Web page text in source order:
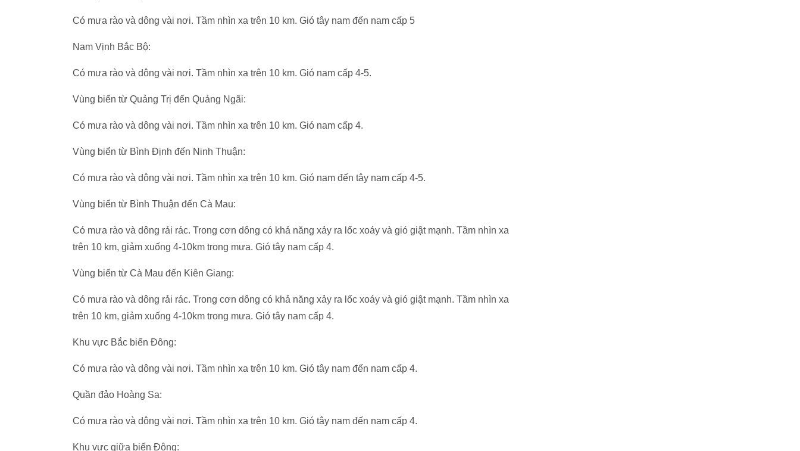
Có mưa rào và dông vài nơi. Tầm nhìn xa trên 10 km. Gió tây nam đến nam cấp 5
Nam Vịnh Bắc Bộ:
Có mưa rào và dông vài nơi. Tầm nhìn xa trên 10 km. Gió nam cấp 4-5.
Vùng biển từ Quảng Trị đến Quảng Ngãi:
Có mưa rào và dông vài nơi. Tầm nhìn xa trên 10 km. Gió nam cấp 4.
Vùng biển từ Bình Định đến Ninh Thuận:
Có mưa rào và dông vài nơi. Tầm nhìn xa trên 10 km. Gió nam đến tây nam cấp 4-5.
Vùng biển từ Bình Thuận đến Cà Mau:
Có mưa rào và dông rải rác. Trong cơn dông có khả năng xảy ra lốc xoáy và gió giật mạnh. Tầm nhìn xa
trên 10 km, giảm xuống 4-10km trong mưa. Gió tây nam cấp 4.
Vùng biển từ Cà Mau đến Kiên Giang:
Có mưa rào và dông rải rác. Trong cơn dông có khả năng xảy ra lốc xoáy và gió giật mạnh. Tầm nhìn xa
trên 10 km, giảm xuống 4-10km trong mưa. Gió tây nam cấp 4.
Khu vực Bắc biển Đông:
Có mưa rào và dông vài nơi. Tầm nhìn xa trên 10 km. Gió tây nam đến nam cấp 4.
Quần đảo Hoàng Sa:
Có mưa rào và dông vài nơi. Tầm nhìn xa trên 10 km. Gió tây nam đến nam cấp 4.
Khu vực giữa biển Đông: